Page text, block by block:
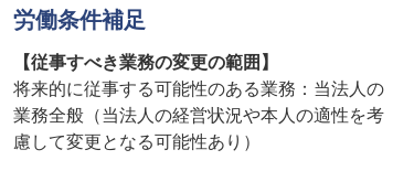
労働条件補足
【従事すべき業務の変更の範囲】
将来的に従事する可能性のある業務：当法人の
業務全般（当法人の経営状況や本人の適性を考
慮して変更となる可能性あり）